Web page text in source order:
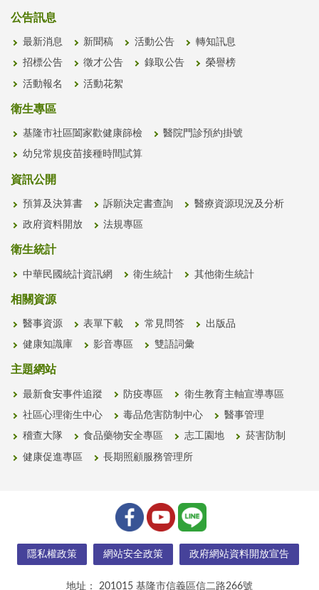
公告訊息
最新消息 新聞稿 活動公告 轉知訊息
招標公告 徵才公告 錄取公告 榮譽榜
活動報名 活動花絮
衛生專區
基隆市社區闔家歡健康篩檢 醫院門診預約掛號
幼兒常規疫苗接種時間試算
資訊公開
預算及決算書 訴願決定書查詢 醫療資源現況及分析
政府資料開放 法規專區
衛生統計
中華民國統計資訊網 衛生統計 其他衛生統計
相關資源
醫事資源 表單下載 常見問答 出版品
健康知識庫 影音專區 雙語詞彙
主題網站
最新食安事件追蹤 防疫專區 衛生教育主軸宣導專區
社區心理衛生中心 毒品危害防制中心 醫事管理
稽查大隊 食品藥物安全專區 志工園地 菸害防制
健康促進專區 長期照顧服務管理所
隱私權政策 網站安全政策 政府網站資料開放宣告
地址： 201015 基隆市信義區信二路266號